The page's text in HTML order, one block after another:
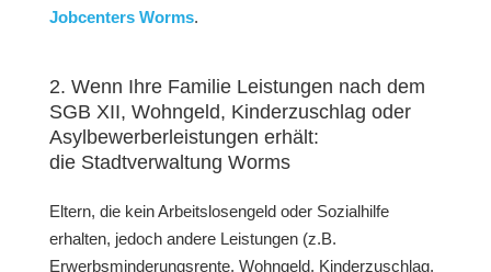
Jobcenters Worms.
2. Wenn Ihre Familie Leistungen nach dem
SGB XII, Wohngeld, Kinderzuschlag oder
Asylbewerberleistungen erhält:
die Stadtverwaltung Worms
Eltern, die kein Arbeitslosengeld oder Sozialhilfe
erhalten, jedoch andere Leistungen (z.B.
Erwerbsminderungsrente, Wohngeld, Kinderzuschlag,